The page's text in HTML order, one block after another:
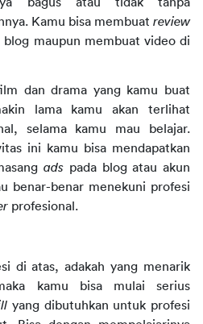
Kamu bisa membuat
review
blog maupun membuat video di
lama kamu akan terlihat
selama kamu mau belajar.
ini kamu bisa mendapatkan
ads pada blog atau akun
benar-benar menekuni profesi
profesional.
di atas, adakah yang menarik
kamu bisa mulai serius
yang dibutuhkan untuk profesi